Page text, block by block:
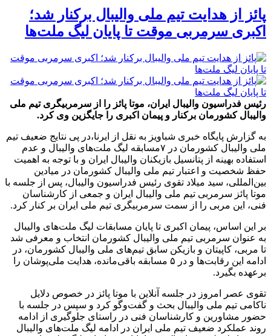
پائز از هدایت تیم ملی والیبال برکنار شد؛
اکبری سرمربی موقت تا پایان لیگ ملت‌ها
رئیس فدراسیون والیبال ایران، موتا پائز را از سرمربیگری تیم ملی
والیبال کشورمان برکنار و پیمان اکبری را جایگزین وی کرد.
به گزارش پایگاه خبری شباویز به نقل از ایرنا،در پی نتایج ضعیف تیم
ملی والیبال کشورمان در ۷مسابقه لیگ ملت‌های والیبال و عدم
استفاده بهینه از پتانسیل بازیکنان والیبال ایران و با توجه به اهمیت
حفظ شخصیت و اعتبار تیم ملی والیبال کشورمان در میادین
بین‌المللی، سید میلاد تقوی رئیس فدراسیون والیبال، پس از جلسه با
موتا پائز سرمربی تیم ملی والیبال ایران و جمعی از کارشناسان
فنی، این مربی را از سمت سرمربیگری تیم ملی ایران بر کنار کرد.
بر این اساس، پیمان اکبری تا پایان مسابقات لیگ ملت‌های والیبال
به عنوان سرمربی تیم ملی والیبال کشورمان انتخاب و معرفی شد
تا مربی، کاپیتان و بازیکن سابق تیم‌های ملی والیبال کشورمان، در
ادامه این رقابت‌ها و در ۵ مسابقه باقی‌مانده، هدایت ملی‌پوشان را
برعهده بگیرد.
تقوی عصر امروز در جلسه آنلاین با موتا پائز در خصوص دلایل
ناکامی تیم ملی والیبال بحث و گفت‌وگو کرد و سپس در جلسه‌ با
حضور مشاورین و کارشناسان فنی در راستای جلوگیری از ادامه
روند عملکرد ضعیف تیم ملی ایران در ادامه لیگ ملت‌های والیبال